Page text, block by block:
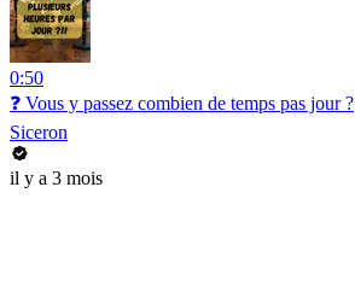
0:50
❓ Vous y passez combien de temps pas jour ?
Siceron
il y a 3 mois